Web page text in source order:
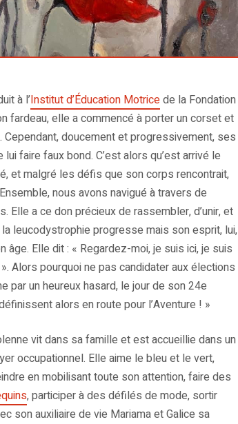
à l’Institut d’Éducation Motricede la Fondation
fardeau, elle a commencé à porter un corset et
doucement et progressivement, ses
faire faux bond. C’est alors qu’est arrivé le
et malgré les défis que son corps rencontrait,
nous avons navigué à travers de
a ce don précieux de rassembler, d’unir, et
leucodystrophie progresse mais son esprit, lui,
Elle dit : « Regardez-moi, je suis ici, je suis
Alors pourquoi ne pas candidater aux élections
par un heureux hasard, le jour de son 24e
alors en route pour l’Aventure ! »
vit dans sa famille et est accueillie dans un
occupationnel. Elle aime le bleu et le vert,
en mobilisant toute son attention, faire des
, participer à des défilés de mode, sortir
son auxiliaire de vie Mariama et Galice sa